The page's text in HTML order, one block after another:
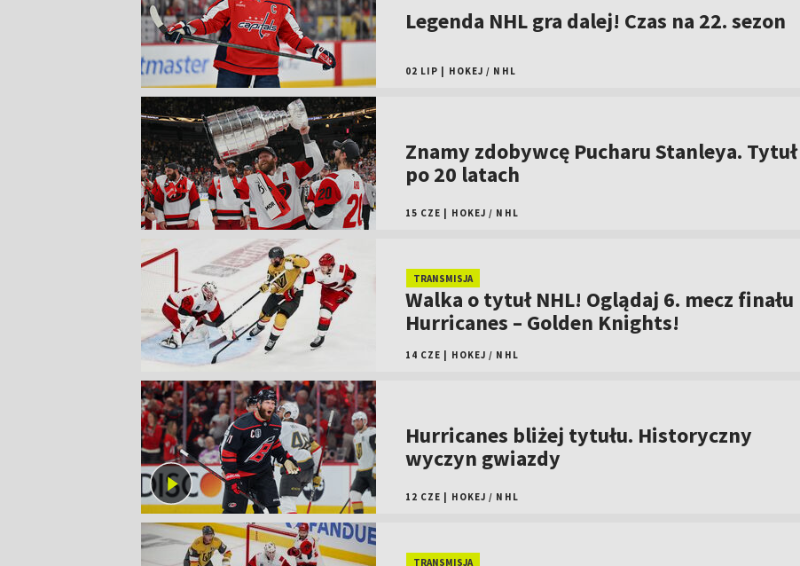
Legenda NHL gra dalej! Czas na 22. sezon
02 LIP HOKEJ / NHL
Znamy zdobywcę Pucharu Stanleya. Tytuł
po 20 latach
15 CZE HOKEJ / NHL
TRANSMISJA
Walka o tytuł NHL! Oglądaj 6. mecz finału
Hurricanes – Golden Knights!
14 CZE HOKEJ / NHL
Hurricanes bliżej tytułu. Historyczny
wyczyn gwiazdy
12 CZE HOKEJ / NHL
TRANSMISJA